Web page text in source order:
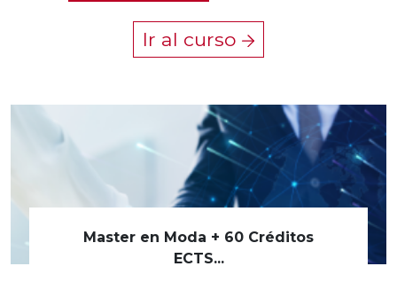
Ir al curso
Master en Moda + 60 Créditos
ECTS...